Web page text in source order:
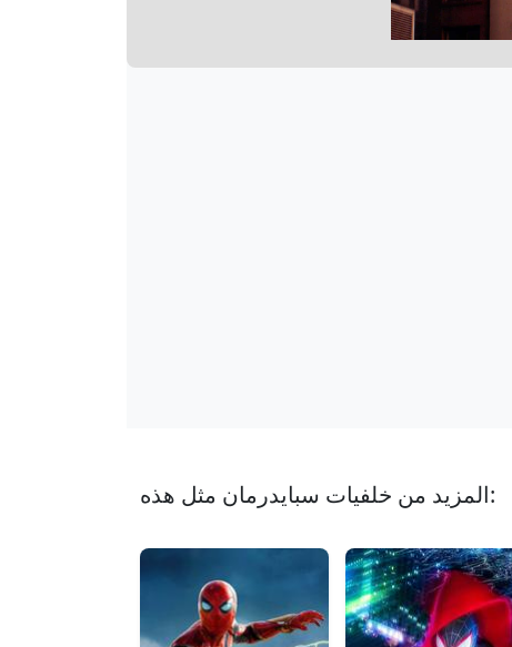
المزيد من خلفيات سبايدرمان مثل هذه: